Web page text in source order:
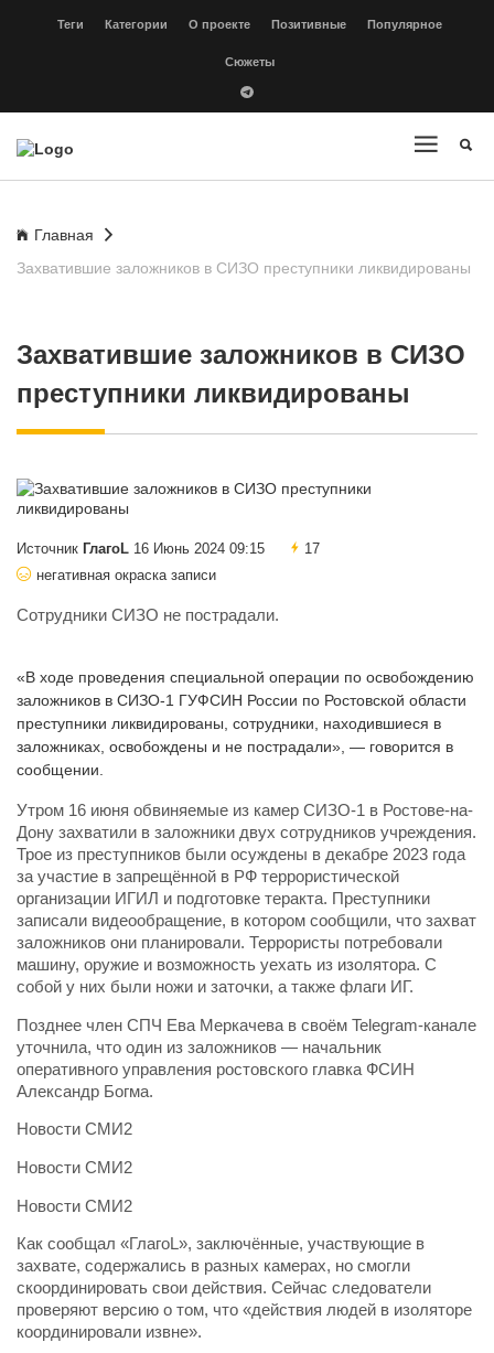
Теги Категории О проекте Позитивные Популярное
Сюжеты
Главная
Захватившие заложников в СИЗО преступники ликвидированы
Захватившие заложников в СИЗО
преступники ликвидированы
Источник ГлагоL 16 Июнь 2024 09:15
17
негативная окраска записи
Сотрудники СИЗО не пострадали.
«В ходе проведения специальной операции по освобождению
заложников в СИЗО-1 ГУФСИН России по Ростовской области
преступники ликвидированы, сотрудники, находившиеся в
заложниках, освобождены и не пострадали», — говорится в
сообщении.
Утром 16 июня обвиняемые из камер СИЗО-1 в Ростове-на-
Дону захватили в заложники двух сотрудников учреждения.
Трое из преступников были осуждены в декабре 2023 года
за участие в запрещённой в РФ террористической
организации ИГИЛ и подготовке теракта. Преступники
записали видеообращение, в котором сообщили, что захват
заложников они планировали. Террористы потребовали
машину, оружие и возможность уехать из изолятора. С
собой у них были ножи и заточки, а также флаги ИГ.
Позднее член СПЧ Ева Меркачева в своём Telegram-канале
уточнила, что один из заложников — начальник
оперативного управления ростовского главка ФСИН
Александр Богма.
Новости СМИ2
Новости СМИ2
Новости СМИ2
Как сообщал «ГлагоL», заключённые, участвующие в
захвате, содержались в разных камерах, но смогли
скоординировать свои действия. Сейчас следователи
проверяют версию о том, что «действия людей в изоляторе
координировали извне».